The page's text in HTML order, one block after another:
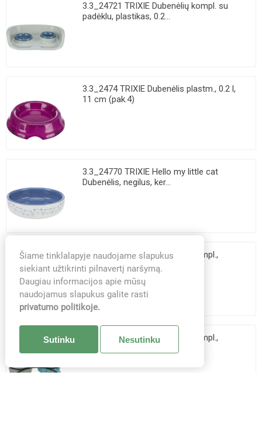
3.3_24721 TRIXIE Dubenėlių kompl. su
padėklu, plastikas, 0.2...
3.3_2474 TRIXIE Dubenėlis plastm., 0.2 l,
11 cm (pak.4)
3.3_24770 TRIXIE Hello my little cat
Dubenėlis, negilus, ker...
3.3_24790 TRIXIE Dubenėlių kompl.,
keramika-metal., 2x0.3 l,...
3.3_24791 TRIXIE Dubenėlių kompl.,
Šiame tinklalapyje naudojame slapukus
siekiant užtikrinti pilnavertį naršymą.
Daugiau informacijos apie mūsų
naudojamus slapukus galite rasti
privatumo politikoje.
Sutinku Nesutinku